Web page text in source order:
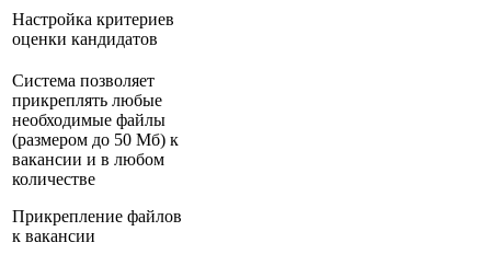
Настройка критериев
оценки кандидатов
Система позволяет
прикреплять любые
необходимые файлы
(размером до 50 Мб) к
вакансии и в любом
количестве
Прикрепление файлов
к вакансии